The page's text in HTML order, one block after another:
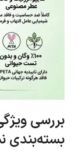
بررسی
بسته‌بندی